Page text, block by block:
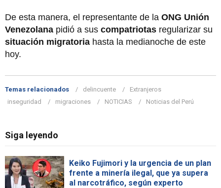
De esta manera, el representante de la ONG Unión
Venezolana pidió a sus compatriotas regularizar su
situación migratoria hasta la medianoche de este
hoy.
Temas relacionados delincuente
Extranjeros
inseguridad
migraciones NOTICIAS Noticias del Perú
Siga leyendo
Keiko Fujimori y la urgencia de un plan
frente a minería ilegal, que ya supera
al narcotráfico, según experto